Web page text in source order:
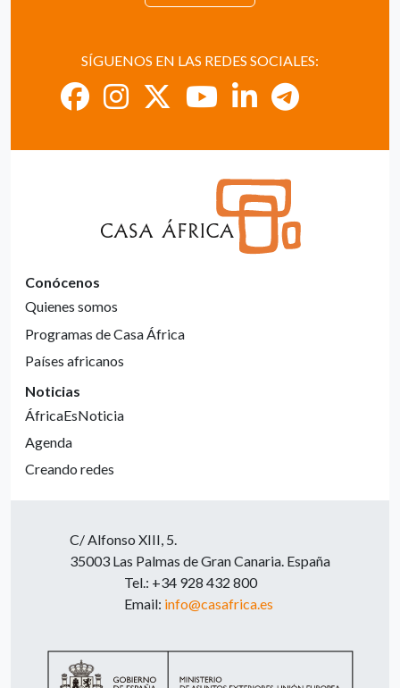
SÍGUENOS EN LAS REDES SOCIALES:
Conócenos
Quienes somos
Programas de Casa África
Países africanos
Noticias
ÁfricaEsNoticia
Agenda
Creando redes
C/ Alfonso XIII, 5.
35003 Las Palmas de Gran Canaria. España
Tel.: +34 928 432 800
Email: info@casafrica.es